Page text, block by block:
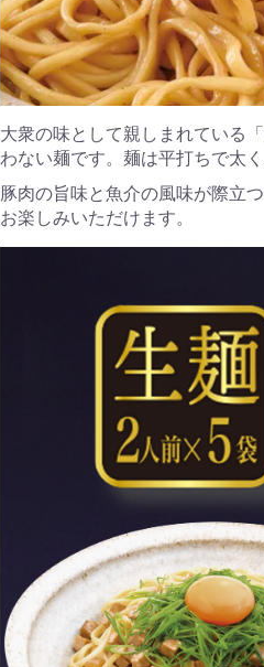
大衆の味として親しまれている
わない麺です。麺は平打ちで太
豚肉の旨味と魚介の風味が際立
お楽しみいただけます。